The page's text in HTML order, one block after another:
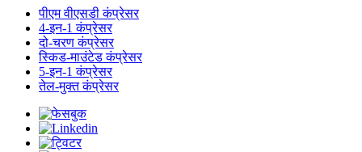
पीएम वीएसडी कंप्रेसर
4-इन-1 कंप्रेसर
दो-चरण कंप्रेसर
स्किड-माउंटेड कंप्रेसर
5-इन-1 कंप्रेसर
तेल-मुक्त कंप्रेसर